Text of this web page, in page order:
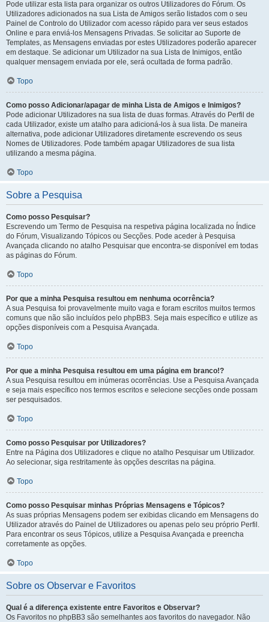
Pode utilizar esta lista para organizar os outros Utilizadores do Fórum. Os
Utilizadores adicionados na sua Lista de Amigos serão listados com o seu
Painel de Controlo do Utilizador com acesso rápido para ver seus estados
Online e para enviá-los Mensagens Privadas. Se solicitar ao Suporte de
Templates, as Mensagens enviadas por estes Utilizadores poderão aparecer
em destaque. Se adicionar um Utilizador na sua Lista de Inimigos, então
qualquer mensagem enviada por ele, será ocultada de forma padrão.
Topo
Como posso Adicionar/apagar de minha Lista de Amigos e Inimigos?
Pode adicionar Utilizadores na sua lista de duas formas. Através do Perfil de
cada Utilizador, existe um atalho para adicioná-los à sua lista. De maneira
alternativa, pode adicionar Utilizadores diretamente escrevendo os seus
Nomes de Utilizadores. Pode também apagar Utilizadores de sua lista
utilizando a mesma página.
Topo
Sobre a Pesquisa
Como posso Pesquisar?
Escrevendo um Termo de Pesquisa na respetiva página localizada no Índice
do Fórum, Visualizando Tópicos ou Secções. Pode aceder à Pesquisa
Avançada clicando no atalho Pesquisar que encontra-se disponível em todas
as páginas do Fórum.
Topo
Por que a minha Pesquisa resultou em nenhuma ocorrência?
A sua Pesquisa foi provavelmente muito vaga e foram escritos muitos termos
comuns que não são incluídos pelo phpBB3. Seja mais específico e utilize as
opções disponíveis com a Pesquisa Avançada.
Topo
Por que a minha Pesquisa resultou em uma página em branco!?
A sua Pesquisa resultou em inúmeras ocorrências. Use a Pesquisa Avançada
e seja mais específico nos termos escritos e selecione secções onde possam
ser pesquisados.
Topo
Como posso Pesquisar por Utilizadores?
Entre na Página dos Utilizadores e clique no atalho Pesquisar um Utilizador.
Ao selecionar, siga restritamente às opções descritas na página.
Topo
Como posso Pesquisar minhas Próprias Mensagens e Tópicos?
As suas próprias Mensagens podem ser exibidas clicando em Mensagens do
Utilizador através do Painel de Utilizadores ou apenas pelo seu próprio Perfil.
Para encontrar os seus Tópicos, utilize a Pesquisa Avançada e preencha
corretamente as opções.
Topo
Sobre os Observar e Favoritos
Qual é a diferença existente entre Favoritos e Observar?
Os Favoritos no phpBB3 são semelhantes aos favoritos do navegador. Não